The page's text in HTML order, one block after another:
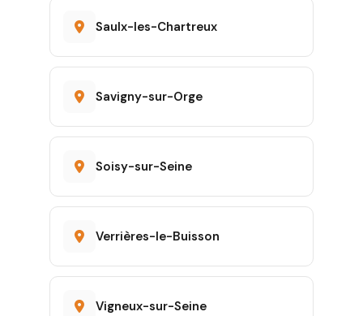
Saulx-les-Chartreux
Savigny-sur-Orge
Soisy-sur-Seine
Verrières-le-Buisson
Vigneux-sur-Seine